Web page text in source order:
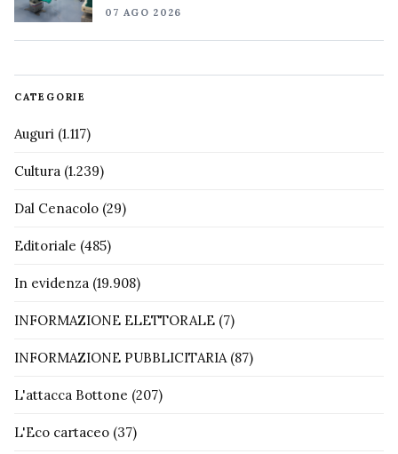
07 AGO 2026
CATEGORIE
Auguri (1.117)
Cultura (1.239)
Dal Cenacolo (29)
Editoriale (485)
In evidenza (19.908)
INFORMAZIONE ELETTORALE (7)
INFORMAZIONE PUBBLICITARIA (87)
L'attacca Bottone (207)
L'Eco cartaceo (37)